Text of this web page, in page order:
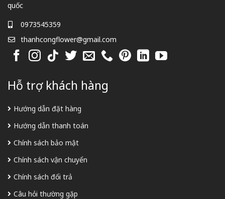
quốc
0973545359
thanhcongflower@gmail.com
Hỗ trợ khách hàng
Hướng dẫn đặt hàng
Hướng dẫn thanh toán
Chính sách bảo mật
Chính sách vận chuyển
Chính sách đổi trả
Câu hỏi thường gặp